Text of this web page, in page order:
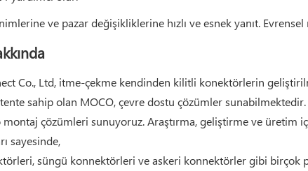
ve pazar değişikliklerine hızlı ve esnek yanıt.
Co., Ltd, itme-çekme kendinden kilitli konektörlerin
sahip olan MOCO, çevre dostu çözümler sunabilmektedir.
çözümleri sunuyoruz. Araştırma, geliştirme ve
sayesinde,
süngü konnektörleri ve askeri konnektörler gibi